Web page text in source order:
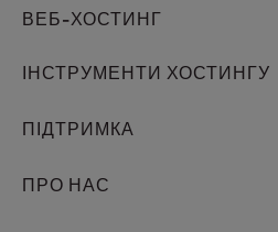
ВЕБ-ХОСТИНГ
Віртуальний хостинг
UltraStack ONE для WordPress
ІНСТРУМЕНТИ ХОСТИНГУ
WordPress
ПІДТРИМКА
Живий чат
ПРО НАС